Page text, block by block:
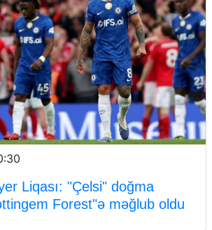
Liqası: "Çelsi" doğma
Forest"ə məğlub oldu